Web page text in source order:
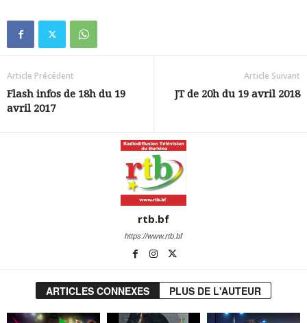
Article Précédent
Flash infos de 18h du 19
avril 2017
Article Suivant
JT de 20h du 19 avril 2018
rtb.bf
https://www.rtb.bf
ARTICLES CONNEXES PLUS DE L'AUTEUR